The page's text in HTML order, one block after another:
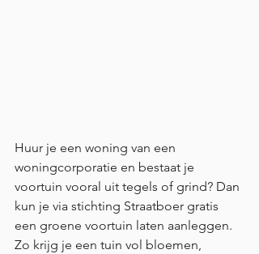
Huur je een woning van een
woningcorporatie en bestaat je
voortuin vooral uit tegels of grind? Dan
kun je via stichting Straatboer gratis
een groene voortuin laten aanleggen.
Zo krijg je een tuin vol bloemen,